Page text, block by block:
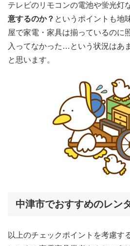
テレビのリモコンの電池や蛍光灯
意するのか？ というポイントも地
屋で家電・家具は揃っているのに
入ってなかった…という状況はあ
と思います。
中津市でおすすめのレン
以上のチェックポイントを考慮す